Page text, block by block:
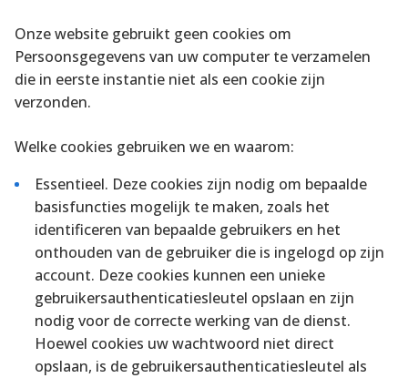
Onze website gebruikt geen cookies om
Persoonsgegevens van uw computer te verzamelen
die in eerste instantie niet als een cookie zijn
verzonden.
Welke cookies gebruiken we en waarom:
Essentieel. Deze cookies zijn nodig om bepaalde
basisfuncties mogelijk te maken, zoals het
identificeren van bepaalde gebruikers en het
onthouden van de gebruiker die is ingelogd op zijn
account. Deze cookies kunnen een unieke
gebruikersauthenticatiesleutel opslaan en zijn
nodig voor de correcte werking van de dienst.
Hoewel cookies uw wachtwoord niet direct
opslaan, is de gebruikersauthenticatiesleutel als